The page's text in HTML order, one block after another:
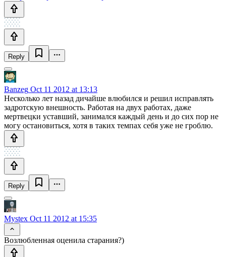
Reply
Banzeg Oct 11 2012 at 13:13
Несколько лет назад дичайше влюбился и решил исправлять
задротскую внешность. Работая на двух работах, даже
мертвецки уставший, занимался каждый день и до сих пор не
могу остановиться, хотя в таких темпах себя уже не гроблю.
Reply
Mystex Oct 11 2012 at 15:35
Возлюбленная оценила старания?)